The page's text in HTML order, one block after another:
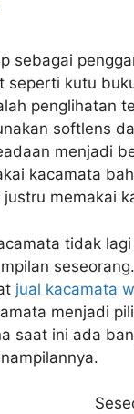
sebagai
seperti kutu
penglihatan
softlens
menjadi
kacamata
memakai
tidak
jual kacamata
menjadi
saat ini ada